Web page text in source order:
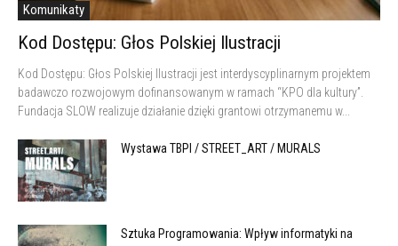
Komunikaty
Kod Dostępu: Głos Polskiej Ilustracji
Kod Dostępu: Głos Polskiej Ilustracji jest interdyscyplinarnym projektem
badawczo rozwojowym dofinansowanym w ramach “KPO dla kultury”.
Fundacja SLOW realizuje działanie dzięki grantowi otrzymanemu w...
Wystawa TBPI / STREET_ART / MURALS
Sztuka Programowania: Wpływ informatyki na